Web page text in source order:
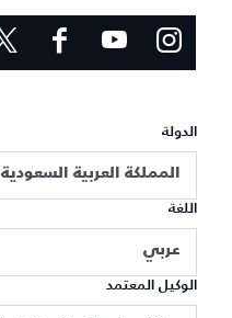
الدولة
المملكة العربية السعودية
اللغة
عربي
الوكيل المعتمد